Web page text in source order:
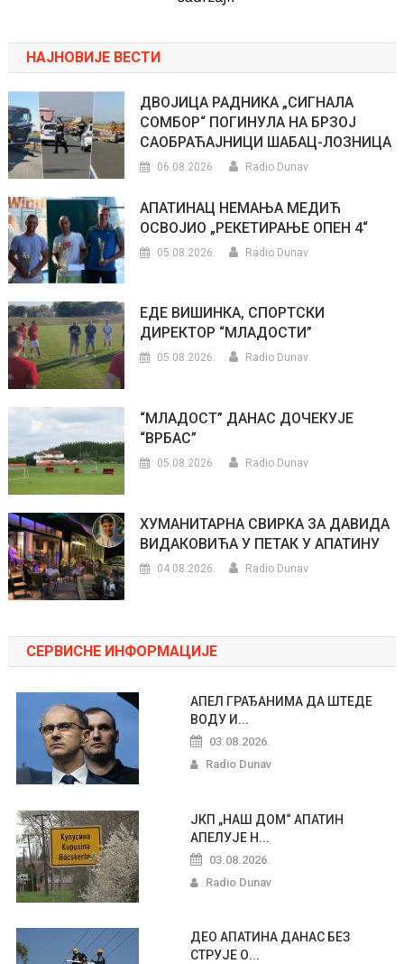
НАЈНОВИЈЕ ВЕСТИ
ДВОЈИЦА РАДНИКА „СИГНАЛА
СОМБОР“ ПОГИНУЛА НА БРЗОЈ
САОБРАЋАЈНИЦИ ШАБАЦ-ЛОЗНИЦА
06.08.2026. Radio Dunav
АПАТИНАЦ НЕМАЊА МЕДИЋ
ОСВОЈИО „РЕКЕТИРАЊЕ ОПЕН 4“
05.08.2026. Radio Dunav
ЕДЕ ВИШИНКА, СПОРТСКИ
ДИРЕКТОР “МЛАДОСТИ”
05.08.2026. Radio Dunav
“МЛАДОСТ” ДАНАС ДОЧЕКУЈЕ
“ВРБАС”
05.08.2026. Radio Dunav
ХУМАНИТАРНА СВИРКА ЗА ДАВИДА
ВИДАКОВИЋА У ПЕТАК У АПАТИНУ
04.08.2026. Radio Dunav
СЕРВИСНЕ ИНФОРМАЦИЈЕ
АПЕЛ ГРАЂАНИМА ДА ШТЕДЕ
ВОДУ И...
03.08.2026.
Radio Dunav
ЈКП „НАШ ДОМ“ АПАТИН
АПЕЛУЈЕ Н...
03.08.2026.
Radio Dunav
ДЕО АПАТИНА ДАНАС БЕЗ
СТРУЈЕ О...